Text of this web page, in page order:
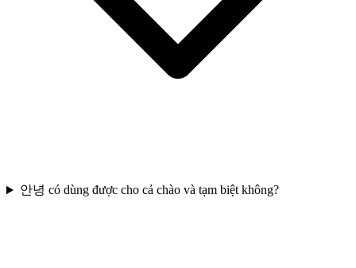
안녕 có dùng được cho cả chào và tạm biệt không?